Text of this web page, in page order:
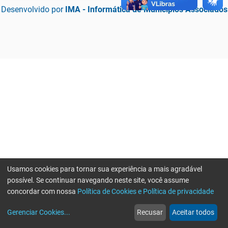
Desenvolvido por IMA - Informática de Municípios Associados
web
Notícias
more_horiz
Mais
Usamos cookies para tornar sua experiência a mais agradável
possível. Se continuar navegando neste site, você assume
concordar com nossa Política de Cookies e Política de privacidade
Gerenciar Cookies... Recusar Aceitar todos
Erro ao enviar informações, por favor tente novamente